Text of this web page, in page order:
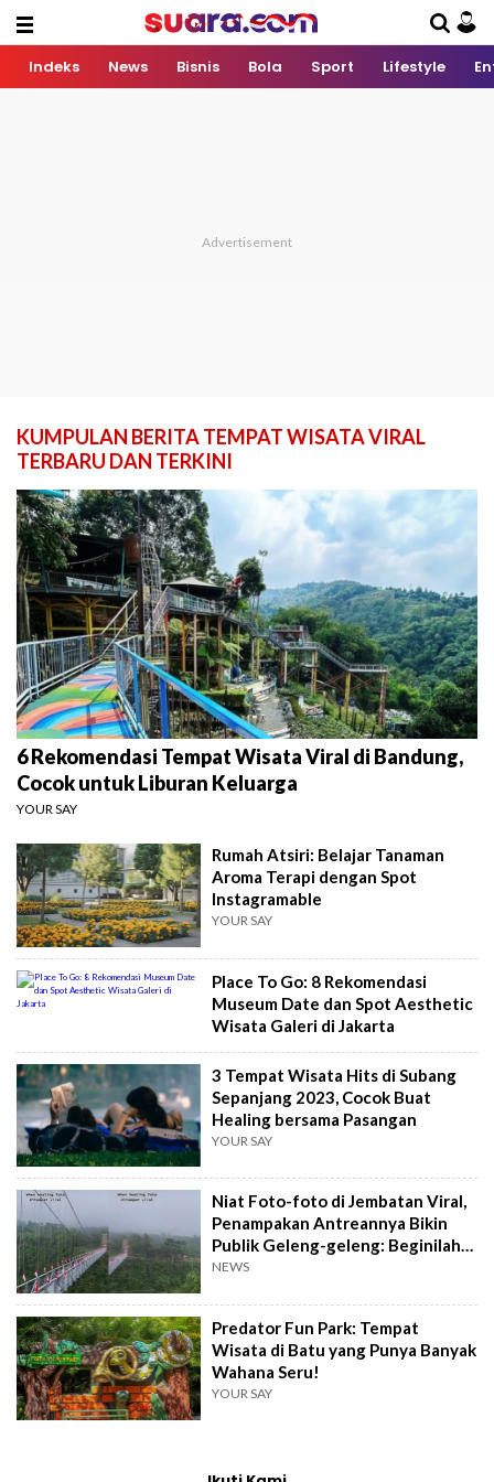
Indeks News Bisnis Bola Sport Lifestyle
KUMPULAN BERITA TEMPAT WISATA VIRAL
TERBARU DAN TERKINI
6 Rekomendasi Tempat Wisata Viral di Bandung,
Cocok untuk Liburan Keluarga
YOUR SAY
Rumah Atsiri: Belajar Tanaman
Aroma Terapi dengan Spot
Instagramable
YOUR SAY
Place To Go: 8 Rekomendasi
Museum Date dan Spot Aesthetic
Wisata Galeri di Jakarta
3 Tempat Wisata Hits di Subang
Sepanjang 2023, Cocok Buat
Healing bersama Pasangan
YOUR SAY
Niat Foto-foto di Jembatan Viral,
Penampakan Antreannya Bikin
Publik Geleng-geleng: Beginilah
Indonesia
NEWS
Predator Fun Park: Tempat
Wisata di Batu yang Punya Banyak
Wahana Seru!
YOUR SAY